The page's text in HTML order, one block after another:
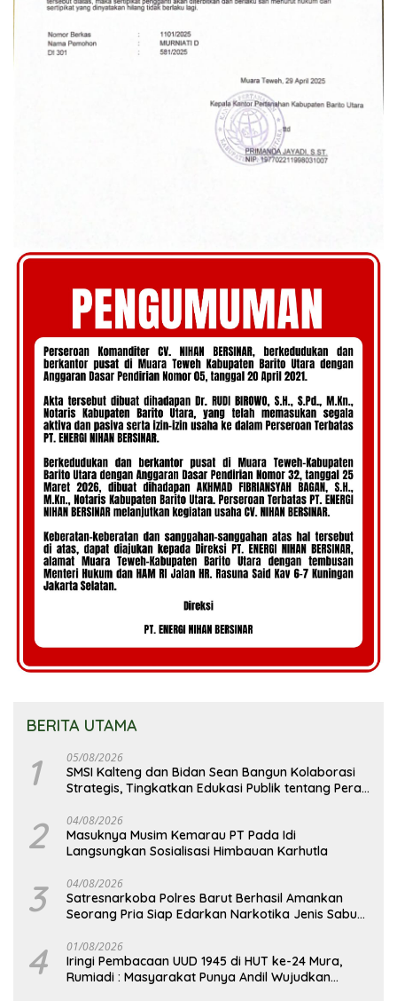
BERITA UTAMA
1 05/08/2026
SMSI Kalteng dan Bidan Sean Bangun Kolaborasi
Strategis, Tingkatkan Edukasi Publik tentang Peran
2 04/08/2026
Masuknya Musim Kemarau PT Pada Idi
Langsungkan Sosialisasi Himbauan Karhutla
3 04/08/2026
Satresnarkoba Polres Barut Berhasil Amankan
Seorang Pria Siap Edarkan Narkotika Jenis Sabu
4 01/08/2026
Iringi Pembacaan UUD 1945 di HUT ke-24 Mura,
Rumiadi : Masyarakat Punya Andil Wujudkan